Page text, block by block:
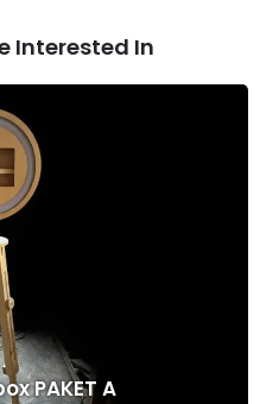
Interested In
PAKET A